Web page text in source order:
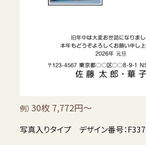
例） 30枚 7,772円～
写真入りタイプ デザイン番号：F337